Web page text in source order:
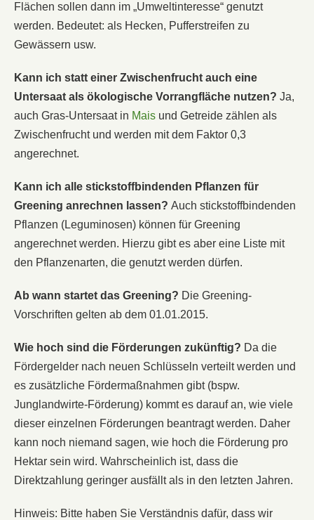
Flächen sollen dann im „Umweltinteresse“ genutzt
werden. Bedeutet: als Hecken, Pufferstreifen zu
Gewässern usw.
Kann ich statt einer Zwischenfrucht auch eine
Untersaat als ökologische Vorrangfläche nutzen? Ja,
auch Gras-Untersaat in Mais und Getreide zählen als
Zwischenfrucht und werden mit dem Faktor 0,3
angerechnet.
Kann ich alle stickstoffbindenden Pflanzen für
Greening anrechnen lassen? Auch stickstoffbindenden
Pflanzen (Leguminosen) können für Greening
angerechnet werden. Hierzu gibt es aber eine Liste mit
den Pflanzenarten, die genutzt werden dürfen.
Ab wann startet das Greening? Die Greening-
Vorschriften gelten ab dem 01.01.2015.
Wie hoch sind die Förderungen zukünftig? Da die
Fördergelder nach neuen Schlüsseln verteilt werden und
es zusätzliche Fördermaßnahmen gibt (bspw.
Junglandwirte-Förderung) kommt es darauf an, wie viele
dieser einzelnen Förderungen beantragt werden. Daher
kann noch niemand sagen, wie hoch die Förderung pro
Hektar sein wird. Wahrscheinlich ist, dass die
Direktzahlung geringer ausfällt als in den letzten Jahren.
Hinweis: Bitte haben Sie Verständnis dafür, dass wir